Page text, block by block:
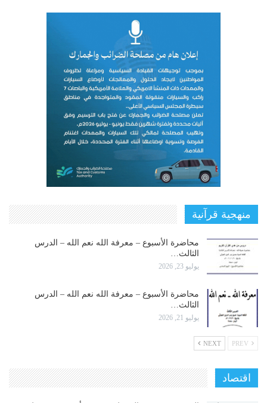
منهجية قرآنية
محاضرة الأسبوع – معرفة الله نعم الله – الدرس
الثالث…
يوليو 23, 2026
محاضرة الأسبوع – معرفة الله نعم الله – الدرس
الثالث…
يوليو 21, 2026
NEXT
اقتصاد